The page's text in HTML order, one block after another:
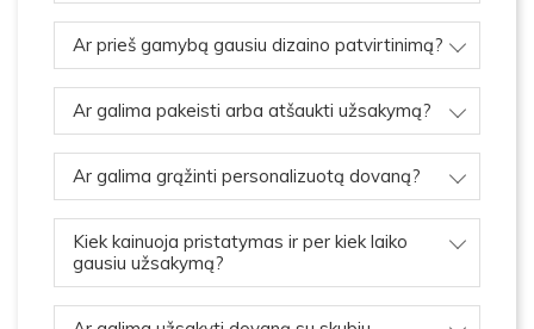
Ar prieš gamybą gausiu dizaino patvirtinimą?
Ar galima pakeisti arba atšaukti užsakymą?
Ar galima grąžinti personalizuotą dovaną?
Kiek kainuoja pristatymas ir per kiek laiko
gausiu užsakymą?